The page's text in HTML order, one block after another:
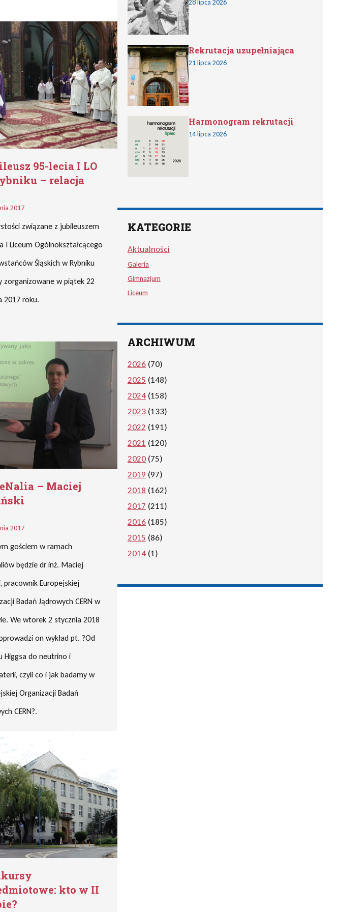
95-lecia I LO
– relacja
2017
związane z jubileuszem
I Liceum Ogólnokształcącego
Śląskich w Rybniku
zorganizowane w piątek 22
2017 roku.
– Maciej
2017
gościem w ramach
będzie dr inż. Maciej
pracownik Europejskiej
Badań Jądrowych CERN w
We wtorek 2 stycznia 2018
on wykład pt. ?Od
Higgsa do neutrino i
czyli co i jak badamy w
Organizacji Badań
CERN?.
kto w II
28 lipca 2026
Rekrutacja uzupełniająca
21 lipca 2026
Harmonogram rekrutacji
14 lipca 2026
KATEGORIE
Aktualności
Galeria
Gimnazjum
Liceum
ARCHIWUM
2026(70)
2025 (148)
2024(158)
2023(133)
2022 (191)
2021 (120)
2020(75)
2019 (97)
2018 (162)
2017 (211)
2016(185)
2015 (86)
2014(1)